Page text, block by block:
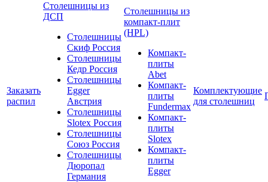
Заказать
распил
Столешницы из
ДСП
Столешницы
Скиф Россия
Столешницы
Кедр Россия
Столешницы
Egger
Австрия
Столешницы
Slotex Россия
Столешницы
Союз Россия
Столешницы
Дюропал
Германия
Столешницы из
компакт-плит
(HPL)
Компакт-
плиты
Abet
Компакт-
плиты
Fundermax
Компакт-
плиты
Slotex
Компакт-
плиты
Egger
Комплектующие
для столешниц